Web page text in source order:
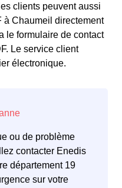
clients peuvent aussi
à Chaumeil directement
le formulaire de contact
Le service client
électronique.
ou de problème
contacter Enedis
département 19
sur votre